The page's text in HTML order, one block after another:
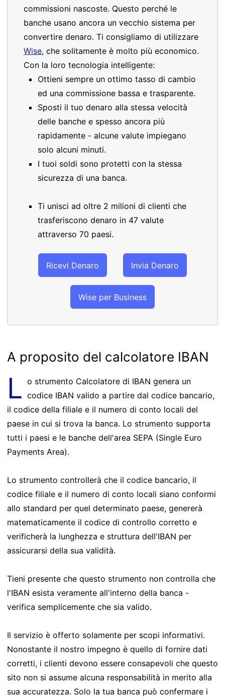
commissioni nascoste. Questo perché le
banche usano ancora un vecchio sistema per
convertire denaro. Ti consigliamo di utilizzare
Wise, che solitamente è molto più economico.
Con la loro tecnologia intelligente:
Ottieni sempre un ottimo tasso di cambio
ed una commissione bassa e trasparente.
Sposti il tuo denaro alla stessa velocità
delle banche e spesso ancora più
rapidamente - alcune valute impiegano
solo alcuni minuti.
I tuoi soldi sono protetti con la stessa
sicurezza di una banca.
Ti unisci ad oltre 2 milioni di clienti che
trasferiscono denaro in 47 valute
attraverso 70 paesi.
Ricevi Denaro Invia Denaro
Wise per Business
A proposito del calcolatore IBAN
L o strumento Calcolatore di IBAN genera un
codice IBAN valido a partire dal codice bancario,
il codice della filiale e il numero di conto locali del
paese in cui si trova la banca. Lo strumento supporta
tutti i paesi e le banche dell'area SEPA (Single Euro
Payments Area).
Lo strumento controllerà che il codice bancario, il
codice filiale e il numero di conto locali siano conformi
allo standard per quel determinato paese, genererà
matematicamente il codice di controllo corretto e
verificherà la lunghezza e struttura dell'IBAN per
assicurarsi della sua validità.
Tieni presente che questo strumento non controlla che
l'IBAN esista veramente all'interno della banca -
verifica semplicemente che sia valido.
Il servizio è offerto solamente per scopi informativi.
Nonostante il nostro impegno è quello di fornire dati
corretti, i clienti devono essere consapevoli che questo
sito non si assume alcuna responsabilità in merito alla
sua accuratezza. Solo la tua banca può confermare i